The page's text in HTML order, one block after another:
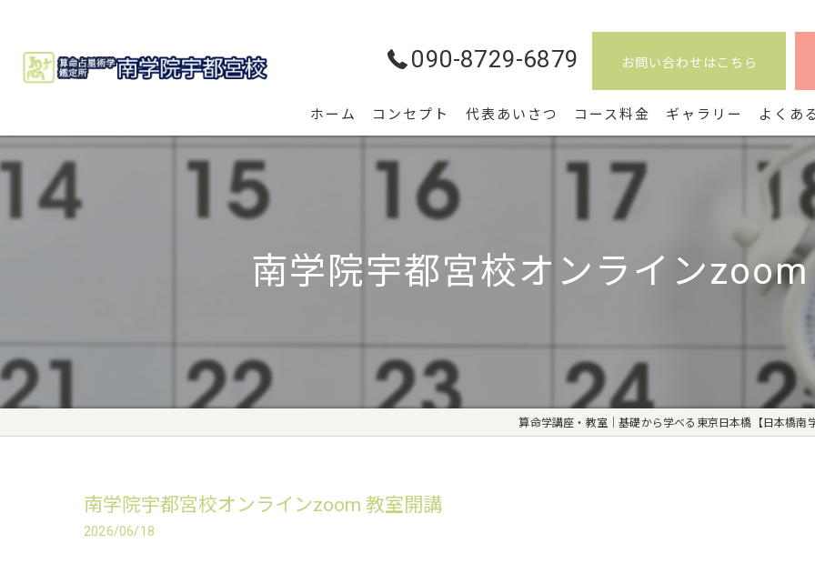
090-8729-6879 お問い合わせはこちら
ホーム コンセプト 代表あいさつ コース料金 ギャラリー よくあ
南学院宇都宮校オンライン
算命学講座・教室｜基礎から学べる東京日本橋【日本橋南学
南学院宇都宮校オンラインzoom 教室開講
2026/06/18